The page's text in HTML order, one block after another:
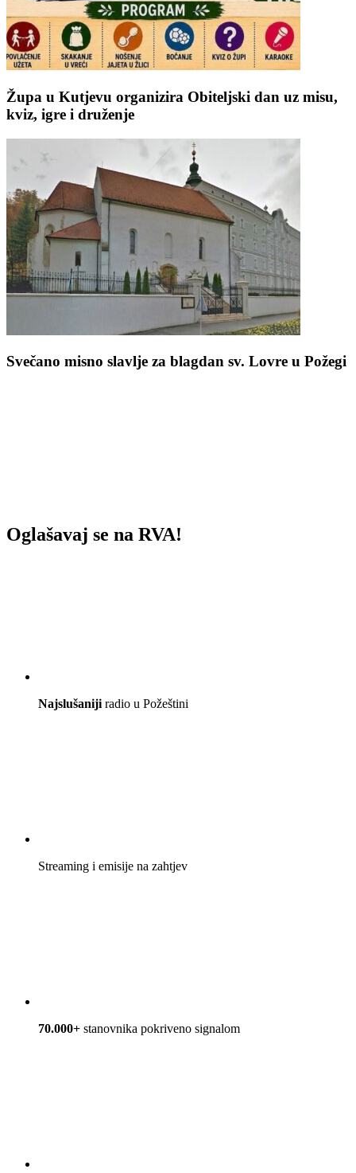
Župa u Kutjevu organizira Obiteljski dan uz misu,
kviz, igre i druženje
Svečano misno slavlje za blagdan sv. Lovre u Požegi
Oglašavaj se na RVA!
Najslušaniji radio u Požeštini
Streaming i emisije na zahtjev
70.000+ stanovnika pokriveno signalom